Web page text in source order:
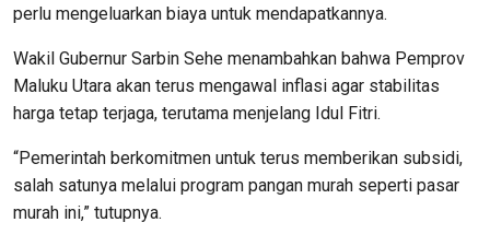
perlu mengeluarkan biaya untuk mendapatkannya.
Wakil Gubernur Sarbin Sehe menambahkan bahwa Pemprov
Maluku Utara akan terus mengawal inflasi agar stabilitas
harga tetap terjaga, terutama menjelang Idul Fitri.
“Pemerintah berkomitmen untuk terus memberikan subsidi,
salah satunya melalui program pangan murah seperti pasar
murah ini,” tutupnya.